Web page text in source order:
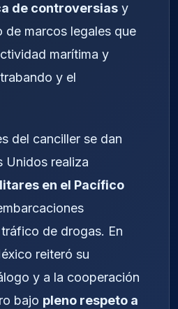
de controversias y
de marcos legales que
marítima y
y el
del canciller se dan
Unidos realiza
en el Pacífico
de drogas. En
reiteró su
y a la cooperación
bajo pleno respeto a